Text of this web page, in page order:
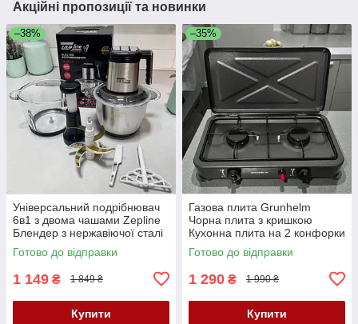
Акційні пропозиції та новинки
–38%
Універсальний подрібнювач
6в1 з двома чашами Zepline
Блендер з нержавіючої сталі
Блендер-подрібнювач 3000W
К2
Готово до відправки
1 149 ₴ 1 849 ₴
Купити
–35%
Газова плита Grunhelm
Чорна плита з кришкою
Кухонна плита на 2 конфорки
Плита з емальованої сталі
Настільна плита 4400W К2
Готово до відправки
1 290 ₴ 1 990 ₴
Купити